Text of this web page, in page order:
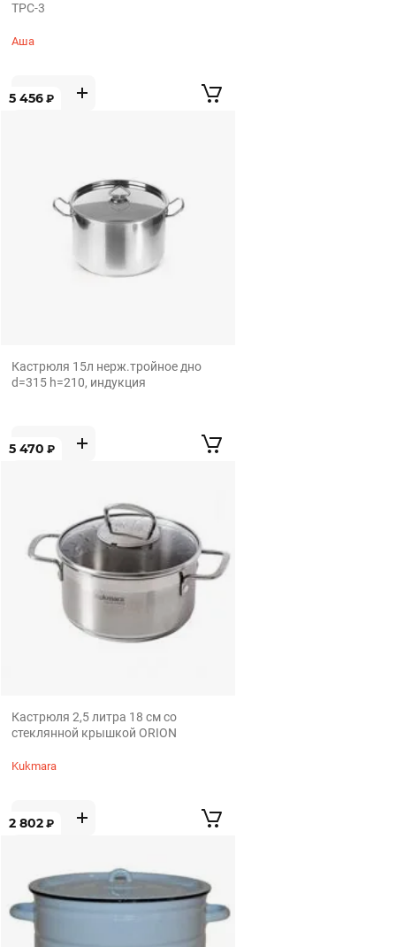
ТРС-3
Аша
5 456 ₽
Кастрюля 15л нерж.тройное дно
d=315 h=210, индукция
5 470 ₽
Кастрюля 2,5 литра 18 см со
стеклянной крышкой ORION
Kukmara
2 802 ₽